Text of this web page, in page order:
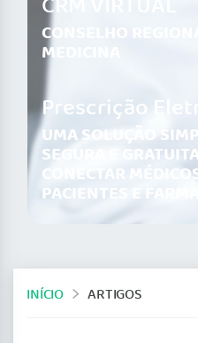
CONSELHO
MEDICINA
Prescrição
UMA SOLUÇÃO
SEGURA E
CONECTAR
PACIENTES E
INÍCIO ARTIGOS